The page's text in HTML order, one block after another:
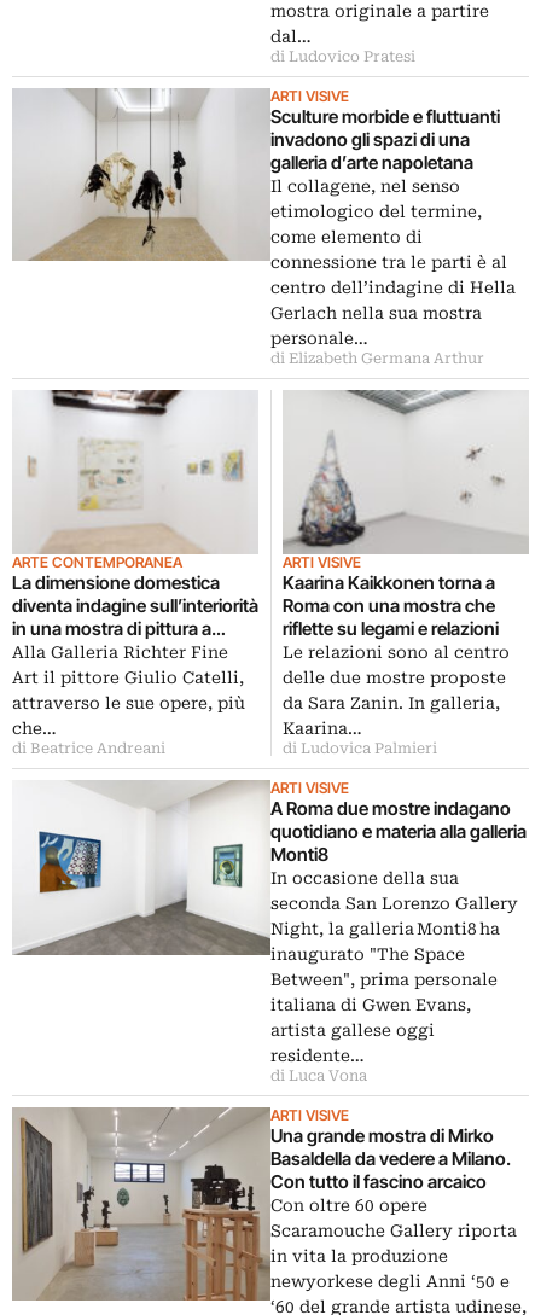
mostra originale a partire
dal…
di Ludovico Pratesi
ARTI VISIVE
Sculture morbide e fluttuanti
invadono gli spazi di una
galleria d’arte napoletana
Il collagene, nel senso
etimologico del termine,
come elemento di
connessione tra le parti è al
centro dell’indagine di Hella
Gerlach nella sua mostra
personale…
di Elizabeth Germana Arthur
ARTE CONTEMPORANEA
La dimensione domestica
diventa indagine sull’interiorità
in una mostra di pittura a
Roma
Alla Galleria Richter Fine
Art il pittore Giulio Catelli,
attraverso le sue opere, più
che…
di Beatrice Andreani
ARTI VISIVE
Kaarina Kaikkonen torna a
Roma con una mostra che
riflette su legami e relazioni
Le relazioni sono al centro
delle due mostre proposte
da Sara Zanin. In galleria,
Kaarina…
di Ludovica Palmieri
ARTI VISIVE
A Roma due mostre indagano
quotidiano e materia alla galleria
Monti8
In occasione della sua
seconda San Lorenzo Gallery
Night, la galleria Monti8 ha
inaugurato "The Space
Between", prima personale
italiana di Gwen Evans,
artista gallese oggi
residente…
di Luca Vona
ARTI VISIVE
Una grande mostra di Mirko
Basaldella da vedere a Milano.
Con tutto il fascino arcaico
Con oltre 60 opere
Scaramouche Gallery riporta
in vita la produzione
newyorkese degli Anni ‘50 e
‘60 del grande artista udinese,